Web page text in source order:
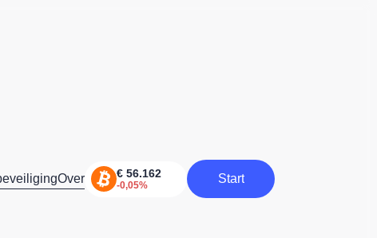
Over
Start
Start